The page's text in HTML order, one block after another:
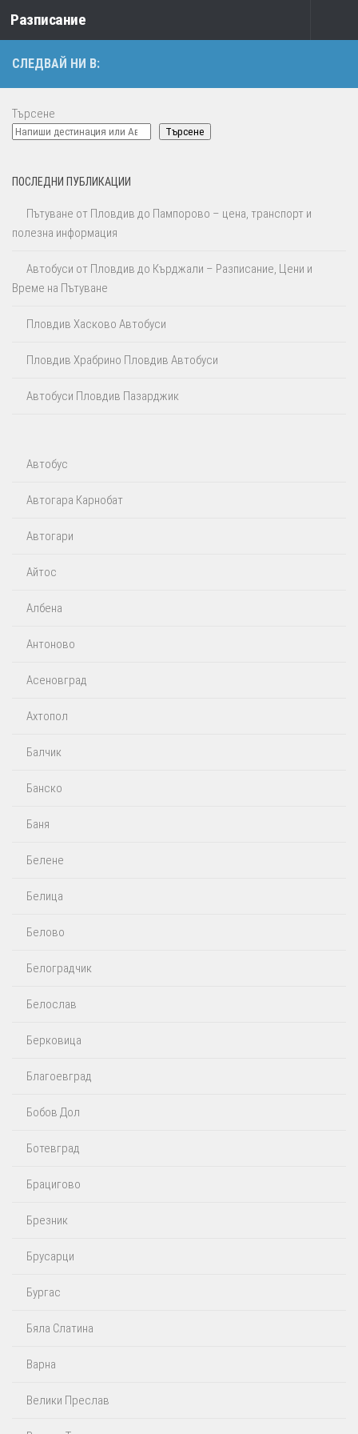
Към съдържанието
Разписание
СЛЕДВАЙ НИ В:
Търсене
Търсене
ПОСЛЕДНИ ПУБЛИКАЦИИ
Пътуване от Пловдив до Пампорово – цена, транспорт и
полезна информация
Автобуси от Пловдив до Кърджали – Разписание, Цени и
Време на Пътуване
Пловдив Хасково Автобуси
Пловдив Храбрино Пловдив Автобуси
Автобуси Пловдив Пазарджик
Автобус
Автогара Карнобат
Автогари
Айтос‎
Албена
Антоново
Асеновград
Ахтопол
Балчик
Банско
Баня
Белене
Белица
Белово
Белоградчик
Белослав
Берковица
Благоевград
Бобов Дол
Ботевград
Брацигово
Брезник
Брусарци
Бургас
Бяла Слатина
Варна
Велики Преслав